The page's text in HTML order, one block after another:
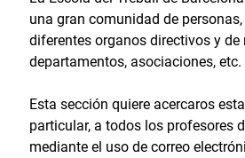
una gran comunidad de
diferentes organos directivos y de
departamentos, asociaciones, etc.
Esta sección quiere acercaros
particular, a todos los profesores
mediante el uso de correo